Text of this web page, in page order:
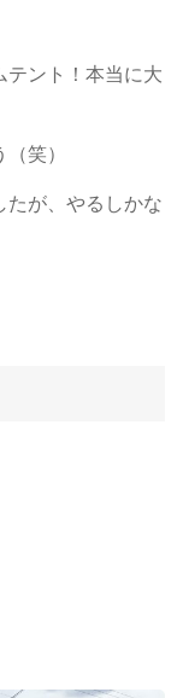
テント！本当に大
笑）
たが、やるしかな